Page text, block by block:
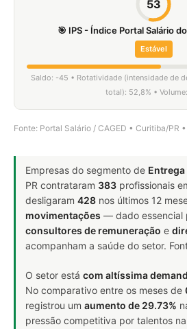
53
🎯 IPS - Índice Portal Salário
Estável
Saldo: -45 • Rotatividade (intensidade de
total): 52,8% •
Fonte: Portal Salário / CAGED • Curitiba/PR
Empresas do segmento de Entrega
PR contrataram 383 profissionais
desligaram 428 nos últimos 12
movimentações — dado essencial
consultores de remuneração e
acompanham a saúde do setor.
O setor está com altíssima
No comparativo entre os meses de
registrou um aumento de 29.73%
pressão competitiva por talentos